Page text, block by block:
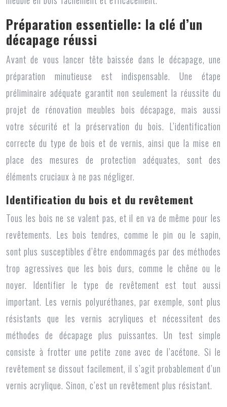
Préparation essentielle: la clé d’un
décapage réussi
Avant de vous lancer tête baissée dans le décapage, une
préparation minutieuse est indispensable. Une étape
préliminaire adéquate garantit non seulement la réussite du
projet de rénovation meubles bois décapage, mais aussi
votre sécurité et la préservation du bois. L’identification
correcte du type de bois et de vernis, ainsi que la mise en
place des mesures de protection adéquates, sont des
éléments cruciaux à ne pas négliger.
Identification du bois et du revêtement
Tous les bois ne se valent pas, et il en va de même pour les
revêtements. Les bois tendres, comme le pin ou le sapin,
sont plus susceptibles d’être endommagés par des méthodes
trop agressives que les bois durs, comme le chêne ou le
noyer. Identifier le type de revêtement est tout aussi
important. Les vernis polyuréthanes, par exemple, sont plus
résistants que les vernis acryliques et nécessitent des
méthodes de décapage plus puissantes. Un test simple
consiste à frotter une petite zone avec de l’acétone. Si le
revêtement se dissout facilement, il s’agit probablement d’un
vernis acrylique. Sinon, c’est un revêtement plus résistant.